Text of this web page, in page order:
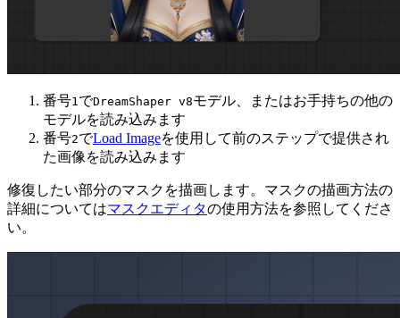
番号1でDreamShaper v8モデル、またはお手持ちの他の
モデルを読み込みます
番号2でLoad Imageを使用して前のステップで提供され
た画像を読み込みます
修復したい部分のマスクを描画します。マスクの描画方法の
詳細についてはマスクエディタの使用方法を参照してくださ
い。